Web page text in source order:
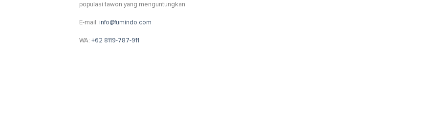
populasi tawon yang menguntungkan.
E-mail: info@fumindo.com
WA: +62 8119-787-911